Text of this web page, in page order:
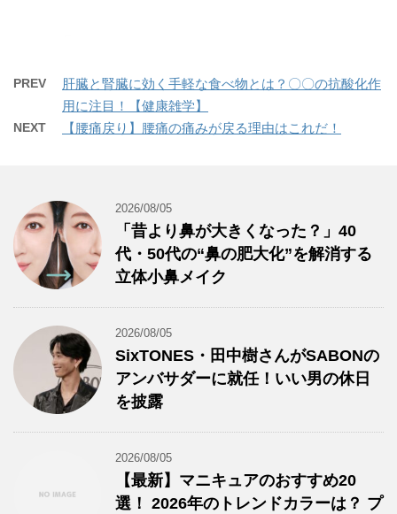
PREV
肝臓と腎臓に効く手軽な食べ物とは？〇〇の抗酸化作
用に注目！【健康雑学】
NEXT 【腰痛戻り】腰痛の痛みが戻る理由はこれだ！
2026/08/05
「昔より鼻が大きくなった？」40
代・50代の“鼻の肥大化”を解消する
立体小鼻メイク
2026/08/05
SixTONES・田中樹さんがSABONの
アンバサダーに就任！いい男の休日
を披露
2026/08/05
【最新】マニキュアのおすすめ20
選！ 2026年のトレンドカラーは？ プ